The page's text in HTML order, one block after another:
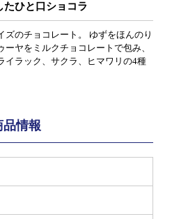
たひと口ショコラ
のチョコレート。 ゆずをほんのり
ヤをミルクチョコレートで包み、
イラック、サクラ、ヒマワリの4種
品情報